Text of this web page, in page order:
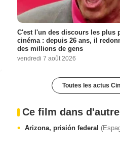
C'est l'un des discours les plus
cinéma : depuis 26 ans, il
des millions de gens
vendredi 7 août 2026
Toutes les actus
Ce film dans
Arizona, prisión federal